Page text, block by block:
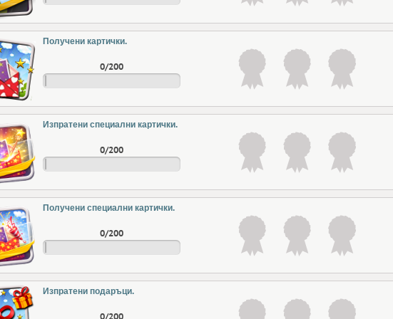
Получени картички.
0/200
Изпратени специални картички.
0/200
Получени специални картички.
0/200
Изпратени подаръци.
0/200